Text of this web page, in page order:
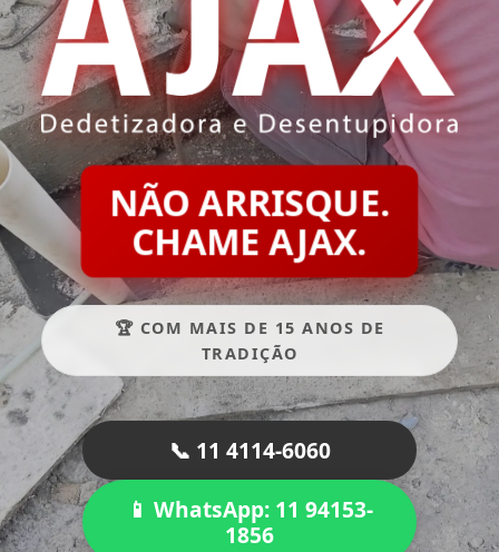
NÃO ARRISQUE.
CHAME AJAX.
🏆 COM MAIS DE 15 ANOS DE
TRADIÇÃO
📞 11 4114-6060
📱 WhatsApp: 11 94153-
1856